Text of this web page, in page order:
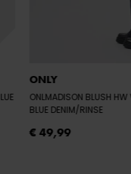
ONLY
ONLMADISON BLUSH
BLUE DENIM/RINSE
€ 49,99